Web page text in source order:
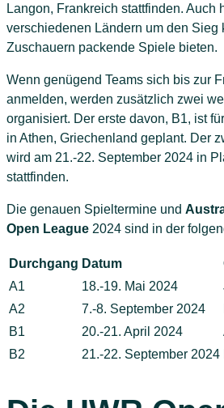
Langon, Frankreich stattfinden. Auch
verschiedenen Ländern um den Sieg
Zuschauern packende Spiele bieten.
Wenn genügend Teams sich bis zur
anmelden, werden zusätzlich zwei
organisiert. Der erste davon, B1, ist
in Athen, Griechenland geplant. Der
wird am 21.-22. September 2024 in
stattfinden.
Die genauen Spieltermine und
Open League 2024 sind in der
Durchgang Datum
A1
18.-19. Mai 2024
A2
7.-8. September 2024
B1
20.-21. April 2024
B2
21.-22. September 2024